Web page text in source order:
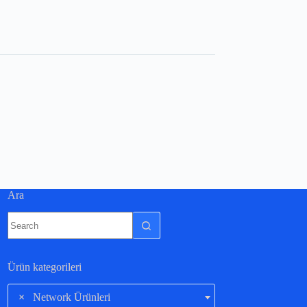
Ara
Ürün kategorileri
× Network Ürünleri